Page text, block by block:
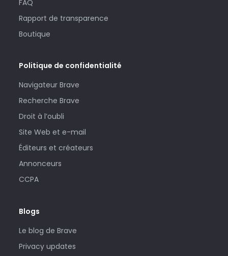
FAQ
Rapport de transparence
Boutique
Politique de confidentialité
Navigateur Brave
Recherche Brave
Droit à l’oubli
Site Web et e-mail
Éditeurs et créateurs
Annonceurs
CCPA
Blogs
Le blog de Brave
Privacy updates